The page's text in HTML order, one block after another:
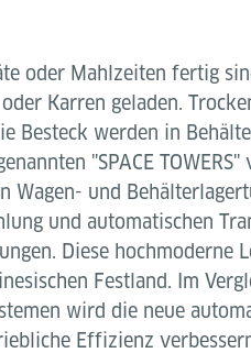
oder Mahlzeiten fertig
Karren geladen.
Besteck werden in
"SPACE
Wagen- und
und automatischen
Diese hochmoderne
Festland. Im
wird die neue
Effizienz